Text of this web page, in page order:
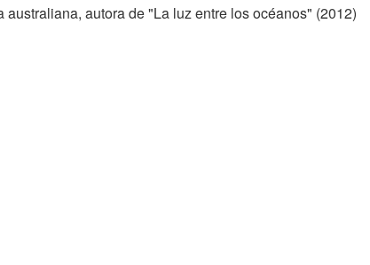
australiana, autora de "La luz entre los océanos" (2012)